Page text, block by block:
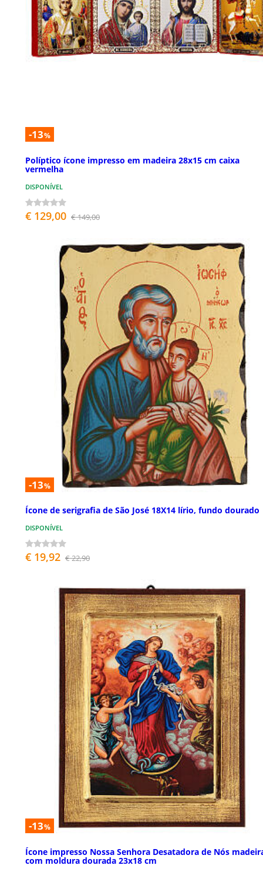
-13%
Políptico ícone impresso em madeira 28x15 cm caixa
vermelha
DISPONÍVEL
€ 129,00 € 149,00
-13%
Ícone de serigrafia de São José 18X14 lírio, fundo dourado
DISPONÍVEL
€ 19,92 € 22,90
-13%
Ícone impresso Nossa Senhora Desatadora de Nós
com moldura dourada 23x18 cm